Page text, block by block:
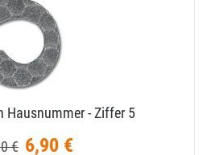
Hausnummer - Ziffer 5
€ 6,90 €